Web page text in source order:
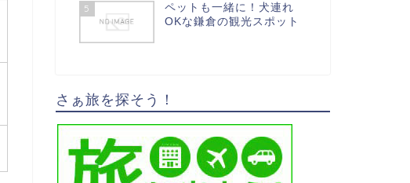
5
ペットも一緒に！犬連れ
OKな鎌倉の観光スポット
さぁ旅を探そう！